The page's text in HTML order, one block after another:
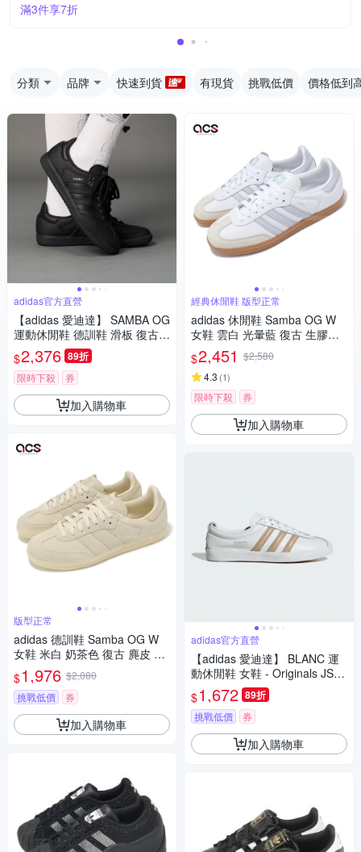
滿3件享7折
分類 品牌 快速到貨 有現貨 挑戰低價 價格低到
adidas官方直營
【adidas 愛迪達】 SAMBA OG
運動休閒鞋 德訓鞋 滑板 復古
女鞋 - Originals KI6265
$2,376 89折
限時下殺 券
加入購物車
版型正常
adidas 德訓鞋 Samba OG W
女鞋 米白 奶茶色 復古 麂皮 休
閒鞋 愛迪達 JI2729
$1,976 $2,080
挑戰低價
券
加入購物車
經典休閒鞋 版型正常
adidas 休閒鞋 Samba OG W
女鞋 雲白 光暈藍 復古 生膠底
經典 德訓鞋 愛迪達 IE0877
$2,451 $2,580
4.3 (1)
限時下殺 券
加入購物車
adidas官方直營
【adidas 愛迪達】 BLANC 運
動休閒鞋 女鞋 - Originals JS14
95
$1,672 89折
挑戰低價 券
加入購物車